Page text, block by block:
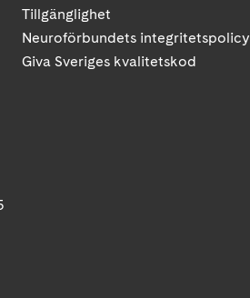
Tillgänglighet
Neuroförbundets integritetspolicy
Giva Sveriges kvalitetskod